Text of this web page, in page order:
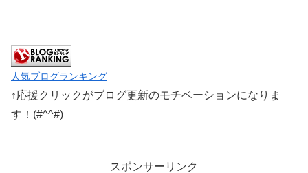
人気ブログランキング
↑応援クリックがブログ更新のモチベーションになりま
す！(#^^#)
スポンサーリンク